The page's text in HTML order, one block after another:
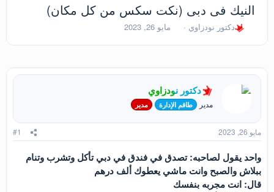
النيك فى دبى (نكت سكس من كل مكان)
ب
د
ا
م
و
ع
دكتور نودزاوي
ت
ر
خ
ل
ب
د
ء
مايو 26, 2023
دكتور نودزاوي
مدير طاقم الإدارة مدير
مايو 26, 2023 #1
واحد يقول لصاحبه: تصدق في فندق في دبي تأكل وتشرب وتنام
ببلاش والصبح وانت ماشي يعطوك ألف درهم
قال: انت مجربه بنفسك